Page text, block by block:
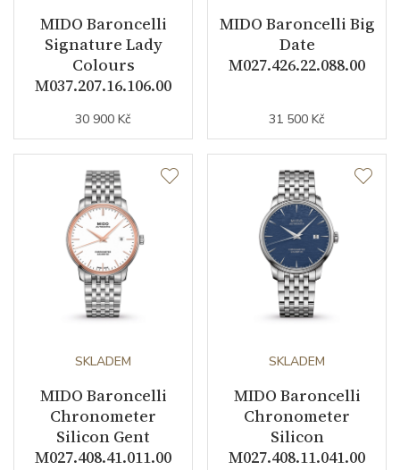
Váha (g) 62.00
Zdobení diamanty
MIDO Baroncelli
Signature Lady
Colours
M037.207.16.106.00
30 900 Kč
MIDO Baroncelli Big
Date
M027.426.22.088.00
31 500 Kč
SKLADEM
MIDO Baroncelli
Chronometer
Silicon Gent
M027.408.41.011.00
SKLADEM
MIDO Baroncelli
Chronometer
Silicon
M027.408.11.041.00